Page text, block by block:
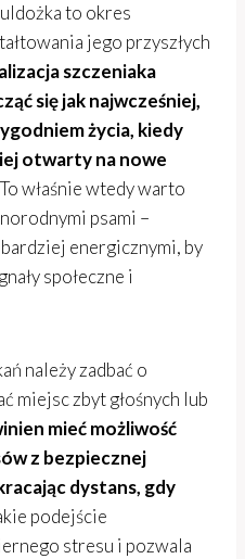
to okres
jego przyszłych
szczeniaka
się jak najwcześniej,
życia, kiedy
otwarty na nowe
To właśnie wtedy warto
psami –
energicznymi, by
społeczne i
należy zadbać o
miejsc zbyt głośnych lub
mieć możliwość
z bezpiecznej
dystans, gdy
podejście
stresu i pozwala